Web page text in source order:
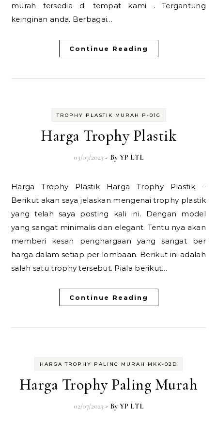
murah tersedia di tempat kami . Tergantung
keinginan anda. Berbagai…
Continue Reading
TROPHY PLASTIK MURAH P-01G
Harga Trophy Plastik
03/07/2023 - By YP LTL
Harga Trophy Plastik Harga Trophy Plastik –
Berikut akan saya jelaskan mengenai trophy plastik
yang telah saya posting kali ini. Dengan model
yang sangat minimalis dan elegant. Tentu nya akan
memberi kesan penghargaan yang sangat ber
harga dalam setiap per lombaan. Berikut ini adalah
salah satu trophy tersebut. Piala berikut…
Continue Reading
HARGA TROPHY PALING MURAH MKK-02D
Harga Trophy Paling Murah
02/07/2023 - By YP LTL